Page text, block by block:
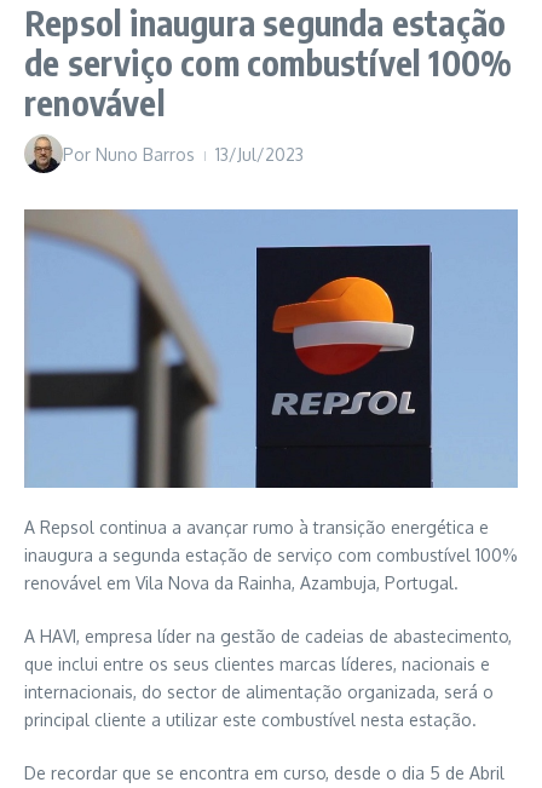
Repsol inaugura segunda estação
de serviço com combustível 100%
renovável
Por Nuno Barros 13/Jul/2023
A Repsol continua a avançar rumo à transição energética e
inaugura a segunda estação de serviço com combustível 100%
renovável em Vila Nova da Rainha, Azambuja, Portugal.
A HAVI, empresa líder na gestão de cadeias de abastecimento,
que inclui entre os seus clientes marcas líderes, nacionais e
internacionais, do sector de alimentação organizada, será o
principal cliente a utilizar este combustível nesta estação.
De recordar que se encontra em curso, desde o dia 5 de Abril